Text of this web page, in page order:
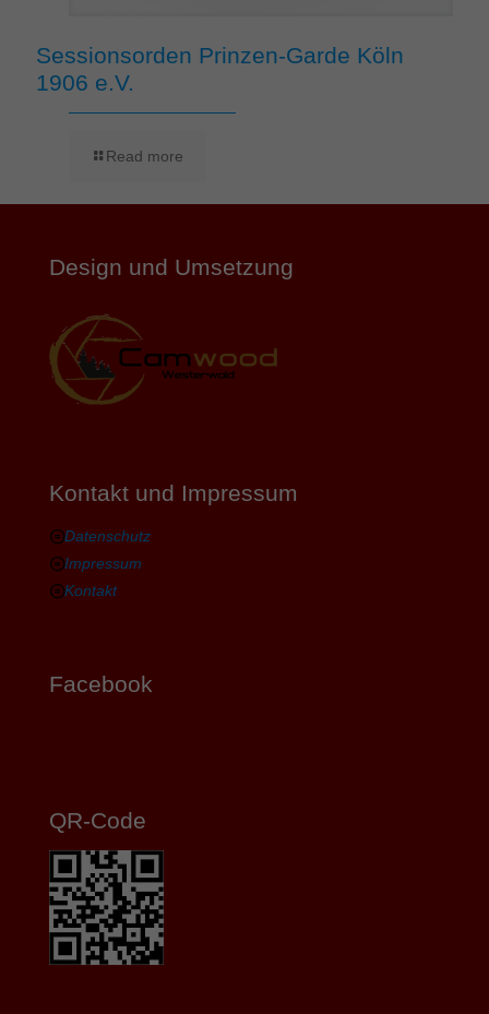
Sessionsorden Prinzen-Garde Köln
1906 e.V.
Read more
Design und Umsetzung
Kontakt und Impressum
Datenschutz
Impressum
Kontakt
Facebook
QR-Code